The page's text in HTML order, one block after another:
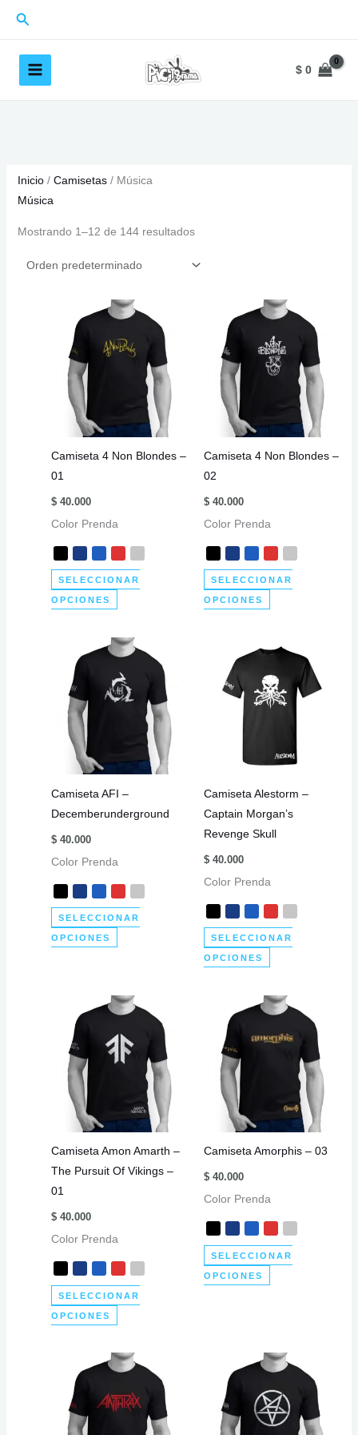
Buscar
$ 0
Inicio/ Camisetas/ Música
Música
Mostrando 1–12 de 144 resultados
Camiseta 4 Non Blondes –
01
$40.000
Color Prenda
SELECCIONAR
OPCIONES
tiene
múltiples
variantes.
Las
opciones
pueden
elegir
en
la
de
Camiseta 4 Non Blondes –
02
$ 40.000
Color Prenda
SELECCIONAR
OPCIONES
múltiples
variantes.
Las
pueden
en
la
página
producto
Camiseta AFI –
Decemberunderground
$40.000
Color Prenda
SELECCIONAR
OPCIONES
múltiples
variantes.
Las
opciones
pueden
elegir
en
la
página
Camiseta Alestorm –
Captain Morgan’s
Revenge Skull
$ 40.000
Color Prenda
SELECCIONAR
OPCIONES
tiene
múltiples
variantes.
opciones
pueden
elegir
en
página
producto
Camiseta Amon Amarth –
The Pursuit Of Vikings –
01
$40.000
Color Prenda
SELECCIONAR
OPCIONES
tiene
múltiples
variantes.
Las
Camiseta Amorphis – 03
$ 40.000
Color Prenda
SELECCIONAR
OPCIONES
variantes.
Las
opciones
se